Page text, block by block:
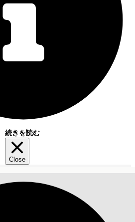
続きを読む
Close